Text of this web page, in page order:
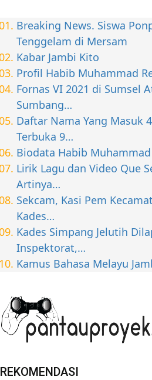
Breaking News. Siswa
Tenggelam di Mersam
Kabar Jambi Kito
Profil Habib Muhammad
Fornas VI 2021 di Sumsel
Sumbang…
Daftar Nama Yang Masuk
Terbuka 9…
Biodata Habib
Lirik Lagu dan Video Que
Artinya…
Sekcam, Kasi Pem
Kades…
Kades Simpang Jelutih
Inspektorat,…
Kamus Bahasa Melayu
REKOMENDASI